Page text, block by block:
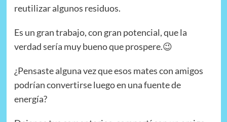
reutilizar algunos residuos.
Es un gran trabajo, con gran potencial, que la
verdad sería muy bueno que prospere.😉
¿Pensaste alguna vez que esos mates con amigos
podrían convertirse luego en una fuente de
energía?